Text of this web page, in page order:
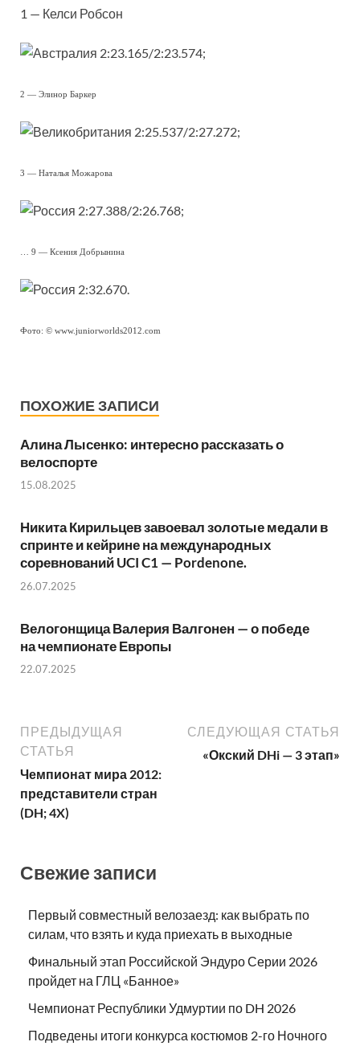
1 — Келси Робсон
2:23.165/2:23.574;
2 — Элинор Баркер
2:25.537/2:27.272;
3 — Наталья Можарова
2:27.388/2:26.768;
… 9 — Ксения Добрынина
2:32.670.
Фото: © www.juniorworlds2012.com
ПОХОЖИЕ ЗАПИСИ
Алина Лысенко: интересно рассказать о
велоспорте
15.08.2025
Никита Кирильцев завоевал золотые медали в
спринте и кейрине на международных
соревнований UCI C1 — Pordenone.
26.07.2025
Велогонщица Валерия Валгонен — о победе
на чемпионате Европы
22.07.2025
ПРЕДЫДУЩАЯ
СТАТЬЯ
Чемпионат мира 2012:
представители стран
(DH; 4X)
СЛЕДУЮЩАЯ СТАТЬЯ
«Окский DHi — 3 этап»
Свежие записи
Первый совместный велозаезд: как выбрать по
силам, что взять и куда приехать в выходные
Финальный этап Российской Эндуро Серии 2026
пройдет на ГЛЦ «Банное»
Чемпионат Республики Удмуртии по DH 2026
Подведены итоги конкурса костюмов 2-го Ночного